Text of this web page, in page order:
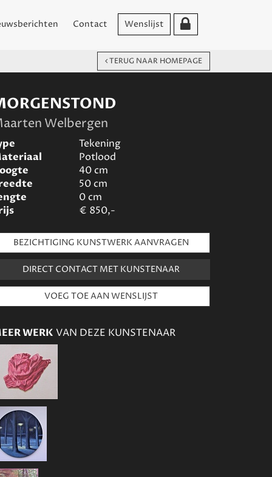
Contact Wenslijst
TERUG NAAR HOMEPAGE
Welbergen
Tekening
Potlood
40cm
50cm
0cm
€ 850,-
BEZICHTIGING KUNSTWERK AANVRAGEN
DIRECT CONTACT MET KUNSTENAAR
WERK VAN DEZE KUNSTENAAR